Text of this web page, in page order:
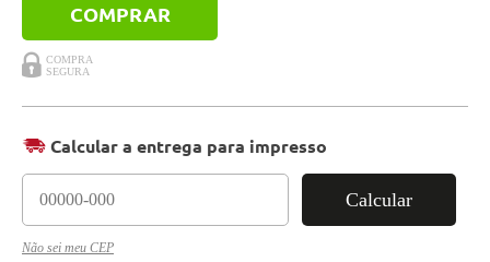
COMPRAR
Calcular a entrega para impresso
Calcular
Não sei meu CEP